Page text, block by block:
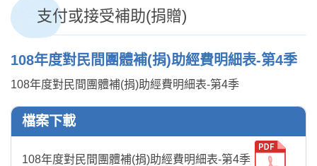
支付或接受補助(捐贈)
108年度對民間團體補(捐)助經費明細表-第4季
108年度對民間團體補(捐)助經費明細表-第4季
檔案下載
108年度對民間團體補(捐)助經費明細表-第4季